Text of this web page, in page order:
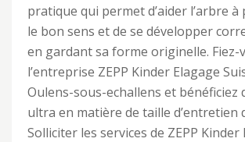
pratique qui permet d’aider l’arbre à
le bon sens et de se développer
en gardant sa forme originelle. Fiez-
l’entreprise ZEPP Kinder Elagage
Oulens-sous-echallens et bénéficiez
ultra en matière de taille d’entretien
Solliciter les services de ZEPP Kinder